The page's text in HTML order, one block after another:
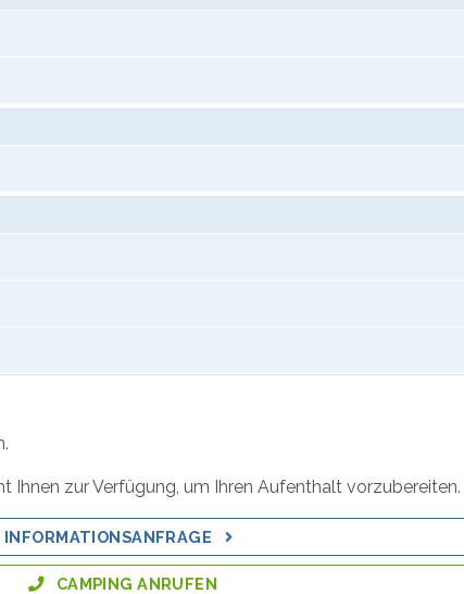
Ihnen zur Verfügung, um Ihren Aufenthalt vorzubereiten.
INFORMATIONSANFRAGE
CAMPING ANRUFEN